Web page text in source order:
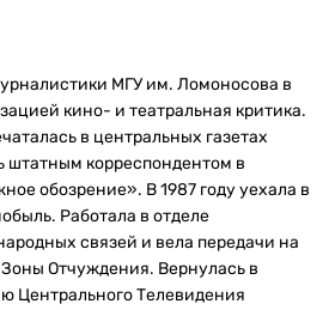
МГУ им. Ломоносова в
кино- и театральная критика.
в центральных газетах
штатным корреспондентом в
обозрение». В 1987 году уехала в
Работала в отделе
связей и вела передачи на
Отчуждения. Вернулась в
Центрального Телевидения